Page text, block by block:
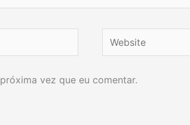
Website
vez que eu comentar.